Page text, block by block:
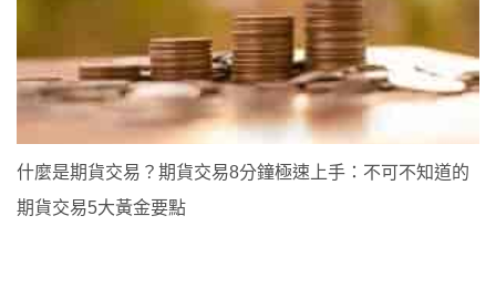
什麼是期貨交易？期貨交易8分鐘極速上手：不可不知道的
期貨交易5大黃金要點